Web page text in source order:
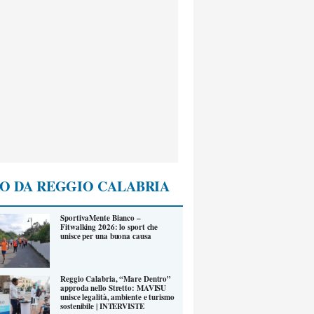
DA REGGIO CALABRIA
SportivaMente Bianco –
Fitwalking 2026: lo sport che
unisce per una buona causa
Reggio Calabria, “Mare Dentro”
approda nello Stretto: MAVISU
unisce legalità, ambiente e turismo
sostenibile | INTERVISTE